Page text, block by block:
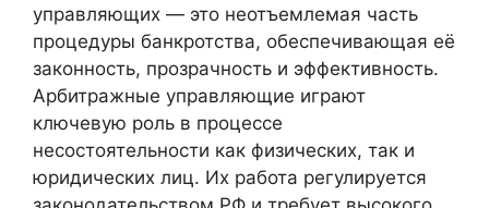
управляющих — это неотъемлемая часть
процедуры банкротства, обеспечивающая её
законность, прозрачность и эффективность.
Арбитражные управляющие играют
ключевую роль в процессе
несостоятельности как физических, так и
юридических лиц. Их работа регулируется